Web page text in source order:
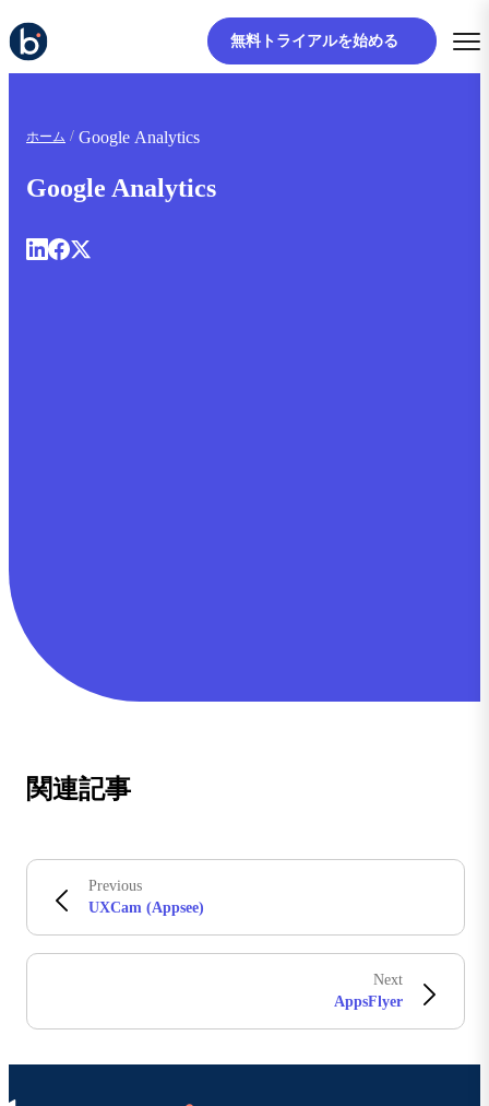
無料トライアルを始める
ホーム Google Analytics
Google Analytics
関連記事
Previous
UXCam (Appsee)
Next
AppsFlyer